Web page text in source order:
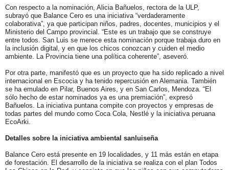
Con respecto a la nominación, Alicia Bañuelos, rectora de la ULP,
subrayó que Balance Cero es una iniciativa “verdaderamente
colaborativa”, ya que participan niños, padres, docentes, municipios y el
Ministerio del Campo provincial. “Este es un trabajo que se construye
entre todos. San Luis se merece esta nominación porque trabaja duro en
la inclusión digital, y en que los chicos conozcan y cuiden el medio
ambiente. La Provincia tiene una política coherente”, aseveró.
Por otra parte, manifestó que es un proyecto que ha sido replicado a nivel
internacional en Escocia y ha tenido repercusión en Alemania. También
se ha emulado en Pilar, Buenos Aires, y en San Carlos, Mendoza. “El
sólo hecho de estar nominados ya es una premiación”, expresó
Bañuelos. La iniciativa puntana compite con proyectos y empresas de
todas partes del mundo como Coca Cola, Nestlé y la iniciativa peruana
EcoArki.
Detalles sobre la iniciativa ambiental sanluiseña
Balance Cero está presente en 19 localidades, y 11 más están en etapa
de forestación. El desarrollo de la iniciativa se realiza con el plan Todos